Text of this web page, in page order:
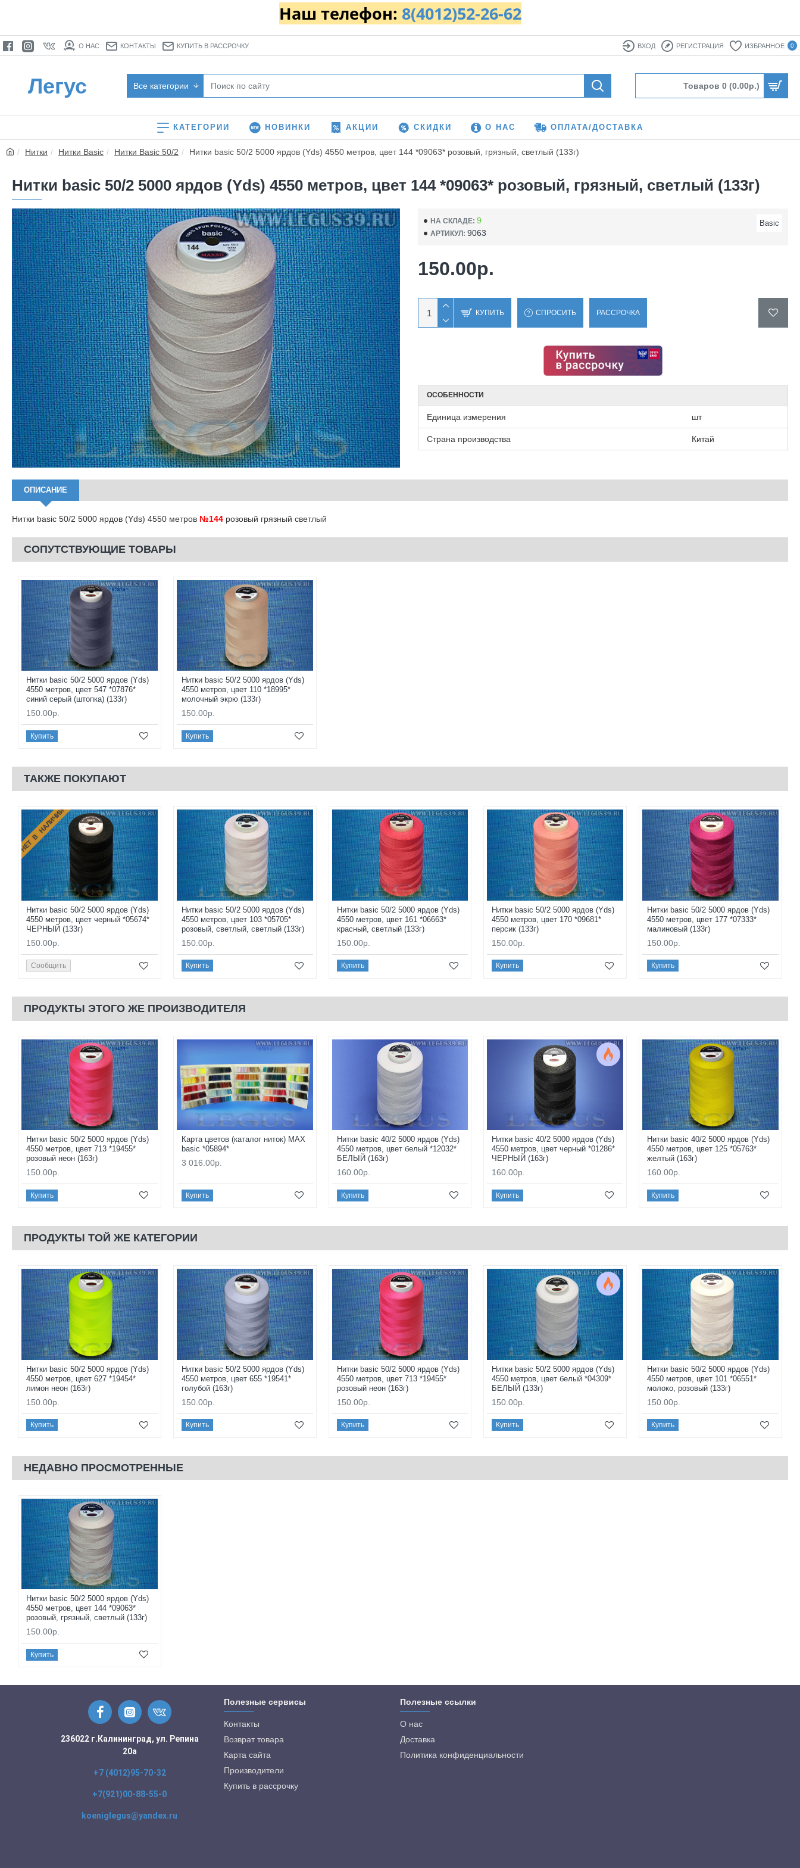
Наш телефон: 8(4012)52-26-62
О НАС КОНТАКТЫ КУПИТЬ В РАССРОЧКУ ВХОД РЕГИСТРАЦИЯ ИЗБРАННОЕ 0
Легус Все категории Товаров 0 (0.00р.)
КАТЕГОРИИ НОВИНКИ АКЦИИ СКИДКИ О НАС ОПЛАТА/ДОСТАВКА
Нитки Нитки Basic Нитки Basic 50/2 Нитки basic 50/2 5000 ярдов (Yds) 4550 метров, цвет 144 *09063* розовый, грязный, светлый (133г)
Нитки basic 50/2 5000 ярдов (Yds) 4550 метров, цвет 144 *09063* розовый, грязный, светлый (133г)
НА СКЛАДЕ: 9
АРТИКУЛ: 9063
Basic
150.00р.
КУПИТЬ СПРОСИТЬ РАССРОЧКА
ОСОБЕННОСТИ
Единица измерения шт
Страна производства Китай
ОПИСАНИЕ
Нитки basic 50/2 5000 ярдов (Yds) 4550 метров №144 розовый грязный светлый
СОПУТСТВУЮЩИЕ ТОВАРЫ
Нитки basic 50/2 5000 ярдов (Yds)
4550 метров, цвет 547 *07876*
синий серый (штопка) (133г)
150.00р.
Купить
Нитки basic 50/2 5000 ярдов (Yds)
4550 метров, цвет 110 *18995*
молочный экрю (133г)
150.00р.
Купить
ТАКЖЕ ПОКУПАЮТ
НЕТ В НАЛИЧИИ
Нитки basic 50/2 5000 ярдов (Yds)
4550 метров, цвет черный *05674*
ЧЕРНЫЙ (133г)
150.00р.
Сообщить
Нитки basic 50/2 5000 ярдов (Yds)
4550 метров, цвет 103 *05705*
розовый, светлый, светлый (133г)
150.00р.
Купить
Нитки basic 50/2 5000 ярдов (Yds)
4550 метров, цвет 161 *06663*
красный, светлый (133г)
150.00р.
Купить
Нитки basic 50/2 5000 ярдов (Yds)
4550 метров, цвет 170 *09681*
персик (133г)
150.00р.
Купить
Нитки basic 50/2 5000 ярдов (Yds)
4550 метров, цвет 177 *07333*
малиновый (133г)
150.00р.
Купить
ПРОДУКТЫ ЭТОГО ЖЕ ПРОИЗВОДИТЕЛЯ
Нитки basic 50/2 5000 ярдов (Yds)
4550 метров, цвет 713 *19455*
розовый неон (163г)
150.00р.
Купить
Карта цветов (каталог ниток) MAX
basic *05894*
3 016.00р.
Купить
Нитки basic 40/2 5000 ярдов (Yds)
4550 метров, цвет белый *12032*
БЕЛЫЙ (163г)
160.00р.
Купить
Нитки basic 40/2 5000 ярдов (Yds)
4550 метров, цвет черный *01286*
ЧЕРНЫЙ (163г)
160.00р.
Купить
Нитки basic 40/2 5000 ярдов (Yds)
4550 метров, цвет 125 *05763*
желтый (163г)
160.00р.
Купить
ПРОДУКТЫ ТОЙ ЖЕ КАТЕГОРИИ
Нитки basic 50/2 5000 ярдов (Yds)
4550 метров, цвет 627 *19454*
лимон неон (163г)
150.00р.
Купить
Нитки basic 50/2 5000 ярдов (Yds)
4550 метров, цвет 655 *19541*
голубой (163г)
150.00р.
Купить
Нитки basic 50/2 5000 ярдов (Yds)
4550 метров, цвет 713 *19455*
розовый неон (163г)
150.00р.
Купить
Нитки basic 50/2 5000 ярдов (Yds)
4550 метров, цвет белый *04309*
БЕЛЫЙ (133г)
150.00р.
Купить
Нитки basic 50/2 5000 ярдов (Yds)
4550 метров, цвет 101 *06551*
молоко, розовый (133г)
150.00р.
Купить
НЕДАВНО ПРОСМОТРЕННЫЕ
Нитки basic 50/2 5000 ярдов (Yds)
4550 метров, цвет 144 *09063*
розовый, грязный, светлый (133г)
150.00р.
Купить
236022 г.Калининград, ул. Репина
20а
+7 (4012)95-70-32
+7(921)00-88-55-0
koeniglegus@yandex.ru
Полезные сервисы
Контакты
Возврат товара
Карта сайта
Производители
Купить в рассрочку
Полезные ссылки
О нас
Доставка
Политика конфиденциальности